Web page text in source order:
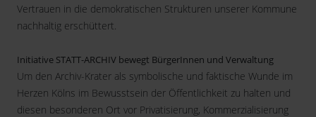
Vertrauen in die demokratischen Strukturen unserer Kommune
nachhaltig erschüttert.
Initiative STATT-ARCHIV bewegt BürgerInnen und Verwaltung
Um den Archiv-Krater als symbolische und faktische Wunde im
Herzen Kölns im Bewusstsein der Öffentlichkeit zu halten und
diesen besonderen Ort vor Privatisierung, Kommerzialisierung